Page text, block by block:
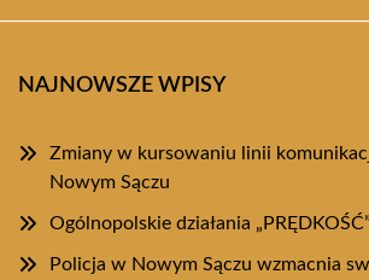
NAJNOWSZE WPISY
Zmiany w kursowaniu linii
Nowym Sączu
Ogólnopolskie działania
Policja w Nowym Sączu wzmacnia